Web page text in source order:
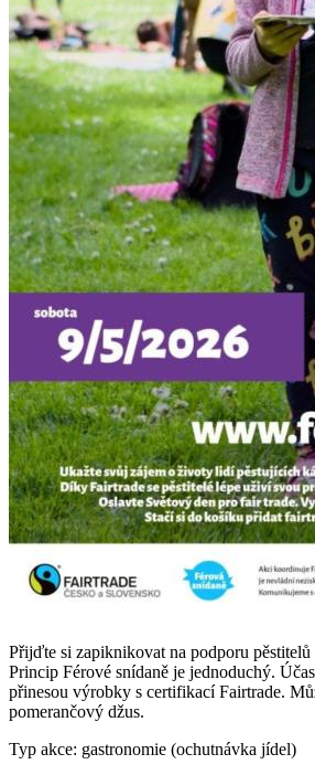
Přijďte si zapiknikovat na podporu pěstitelů
Princip Férové snídaně je jednoduchý.
přinesou výrobky s certifikací Fairtrade.
pomerančový džus.
Typ akce: gastronomie (ochutnávka jídel)